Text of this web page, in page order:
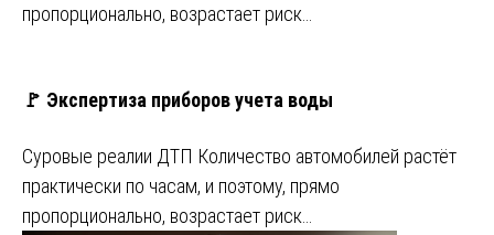
пропорционально, возрастает риск…
🚩 Экспертиза приборов учета воды
Суровые реалии ДТП Количество автомобилей растёт
практически по часам, и поэтому, прямо
пропорционально, возрастает риск…